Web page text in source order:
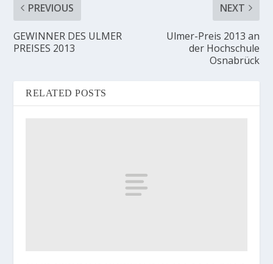
PREVIOUS
GEWINNER DES ULMER
PREISES 2013
NEXT
Ulmer-Preis 2013 an
der Hochschule
Osnabrück
RELATED POSTS